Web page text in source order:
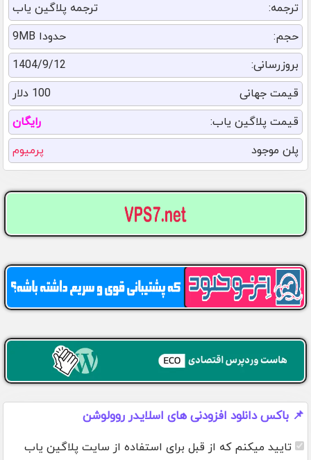
ترجمه:
ترجمه پلاگین یاب
حجم:
حدودا 9MB
بروزرسانی:
1404/9/12
قیمت جهانی
100 دلار
قیمت پلاگین یاب:
رایگان
پلن موجود
پرمیوم
📌 باکس دانلود افزودنی های اسلایدر روولوشن
تایید میکنم که از قبل برای استفاده از سایت پلاگین یاب